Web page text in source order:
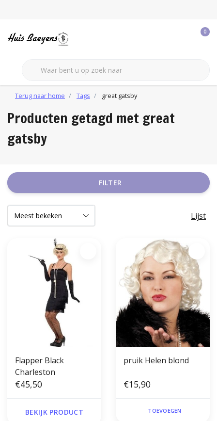
0
Terug naar home Tags great gatsby
Producten getagd met great
gatsby
FILTER
Lijst
Flapper Black
Charleston
€45,50
BEKIJK PRODUCT
pruik Helen blond
€15,90
TOEVOEGEN